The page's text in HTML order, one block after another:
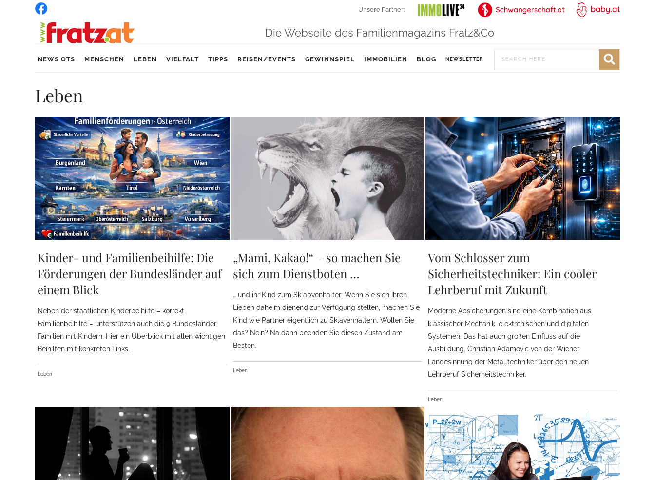
Unsere Partner:
Die Webseite des Familienmagazins Fratz&Co
NEWS OTS MENSCHEN LEBEN VIELFALT TIPPS REISEN/EVENTS GEWINNSPIEL IMMOBILIEN BLOG NEWSLETTER
Leben
Kinder- und Familienbeihilfe: Die
Förderungen der Bundesländer auf
einem Blick
Neben der staatlichen Kinderbeihilfe – korrekt
Familienbeihilfe – unterstützen auch die 9 Bundesländer
Familien mit Kindern. Hier ein Überblick mit allen wichtigen
Beihilfen mit konkreten Links.
Leben
„Mami, Kakao!“ – so machen Sie
sich zum Dienstboten …
… und ihr Kind zum Sklabvenhalter: Wenn Sie sich Ihren
Lieben daheim dienend zur Verfügung stellen, machen Sie
Kind wie Partner eigentlich zu Sklavenhaltern. Wollen Sie
das? Nein? Na dann beenden Sie diesen Zustand am
Besten.
Leben
Vom Schlosser zum
Sicherheitstechniker: Ein cooler
Lehrberuf mit Zukunft
Moderne Absicherungen sind eine Kombination aus
klassischer Mechanik, elektronischen und digitalen
Systemen. Das hat auch großen Einfluss auf die
Ausbildung. Christian Adamovic von der Wiener
Landesinnung der Metalltechniker über den neuen
Lehrberuf Sicherheitstechniker.
Leben